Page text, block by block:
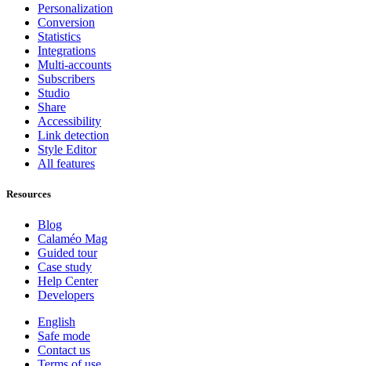
Personalization
Conversion
Statistics
Integrations
Multi-accounts
Subscribers
Studio
Share
Accessibility
Link detection
Style Editor
All features
Resources
Blog
Calaméo Mag
Guided tour
Case study
Help Center
Developers
English
Safe mode
Contact us